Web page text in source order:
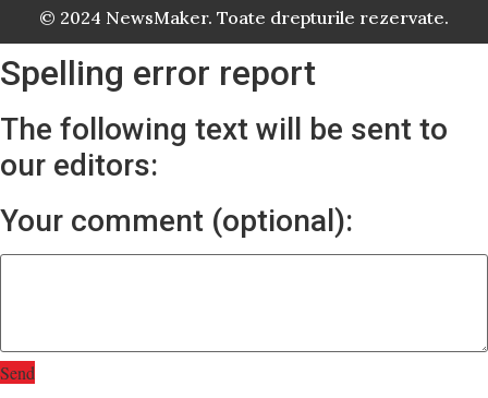
© 2024 NewsMaker. Toate drepturile rezervate.
Spelling error report
The following text will be sent to
our editors:
Your comment (optional):
Send